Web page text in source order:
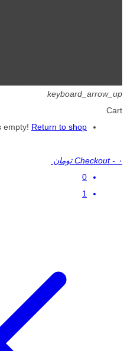
keyboard_arrow_up
Cart
empty! Return to shop
Checkout - ۰ تومان
0
1